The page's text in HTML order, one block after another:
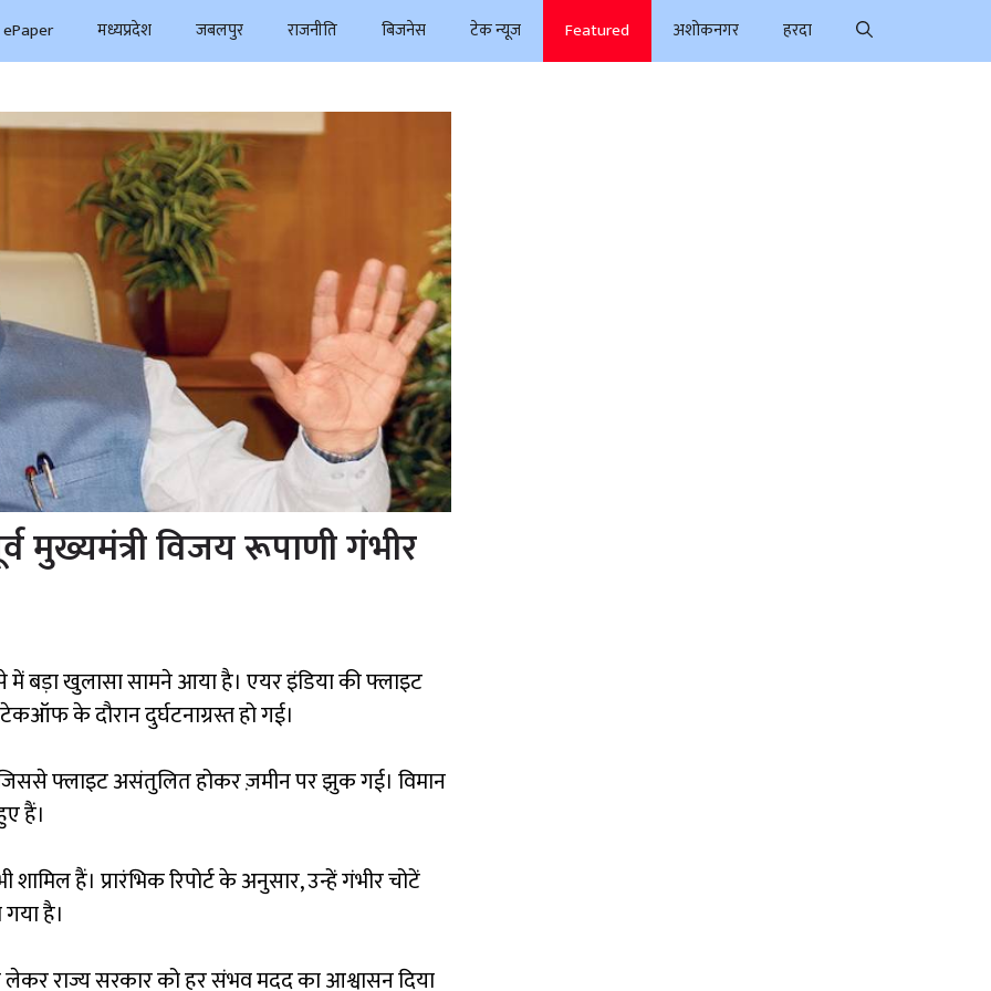
ePaper मध्यप्रदेश जबलपुर राजनीति बिजनेस टेक न्यूज Featured अशोकनगर हरदा
मुख्यमंत्री विजय रूपाणी गंभीर
बड़ा खुलासा सामने आया है। एयर इंडिया की फ्लाइट
के दौरान दुर्घटनाग्रस्त हो गई।
फ्लाइट असंतुलित होकर ज़मीन पर झुक गई। विमान
हैं।
हैं। प्रारंभिक रिपोर्ट के अनुसार, उन्हें गंभीर चोटें
है।
लेकर राज्य सरकार को हर संभव मदद का आश्वासन दिया